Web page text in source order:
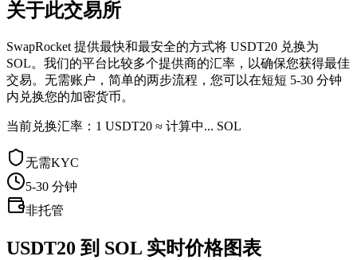
关于此交易所
SwapRocket 提供最快和最安全的方式将 USDT20 兑换为
SOL。我们的平台比较多个提供商的汇率，以确保您获得最佳
交易。无需账户，简单的两步流程，您可以在短短 5-30 分钟
内兑换您的加密货币。
当前兑换汇率：1 USDT20 ≈ 计算中... SOL
无需KYC
5-30 分钟
非托管
USDT20 到 SOL 实时价格图表